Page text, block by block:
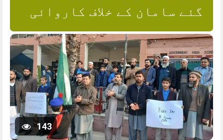
گئے سامان کے خلاف کاروائی
143